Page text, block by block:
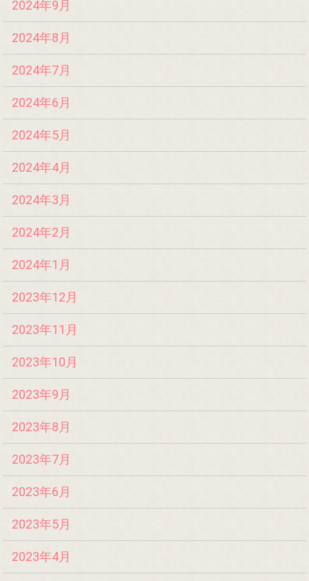
2024年9月
2024年8月
2024年7月
2024年6月
2024年5月
2024年4月
2024年3月
2024年2月
2024年1月
2023年12月
2023年11月
2023年10月
2023年9月
2023年8月
2023年7月
2023年6月
2023年5月
2023年4月